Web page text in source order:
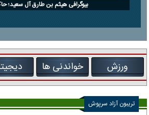
بیوگرافی هیثم بن طارق آل سعید؛
ورزش خواندنی ها
تریبون آزاد سرپوش